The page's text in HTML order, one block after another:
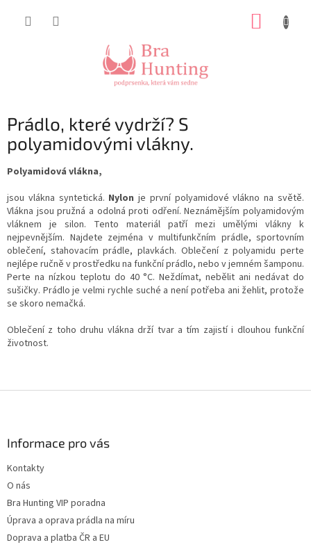
Prádlo, které vydrží? S
polyamidovými vlákny.
Polyamidová vlákna,
jsou vlákna syntetická. Nylon je první polyamidové vlákno na světě.
Vlákna jsou pružná a odolná proti odření. Neznámějším polyamidovým
vláknem je silon. Tento materiál patří mezi umělými vlákny k
nejpevnějším. Najdete zejména v multifunkčním prádle, sportovním
oblečení, stahovacím prádle, plavkách. Oblečení z polyamidu perte
nejlépe ručně v prostředku na funkční prádlo, nebo v jemném šamponu.
Perte na nízkou teplotu do 40 °C. Neždímat, nebělit ani nedávat do
sušičky. Prádlo je velmi rychle suché a není potřeba ani žehlit, protože
se skoro nemačká.
Oblečení z toho druhu vlákna drží tvar a tím zajistí i dlouhou funkční
životnost.
Informace pro vás
Kontakty
O nás
Bra Hunting VIP poradna
Úprava a oprava prádla na míru
Doprava a platba ČR a EU